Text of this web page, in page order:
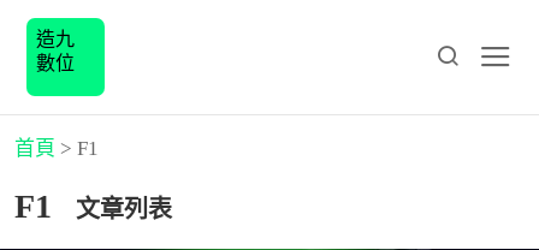
造九
數位
首頁 > F1
F1 文章列表